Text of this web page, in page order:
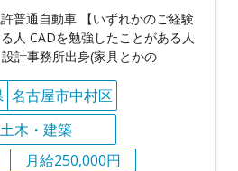
普通自動車 【いずれかのご経験
人 CADを勉強したことがある人
計事務所出身(家具とかの
名古屋市中村区
土木・建築
月給250,000円